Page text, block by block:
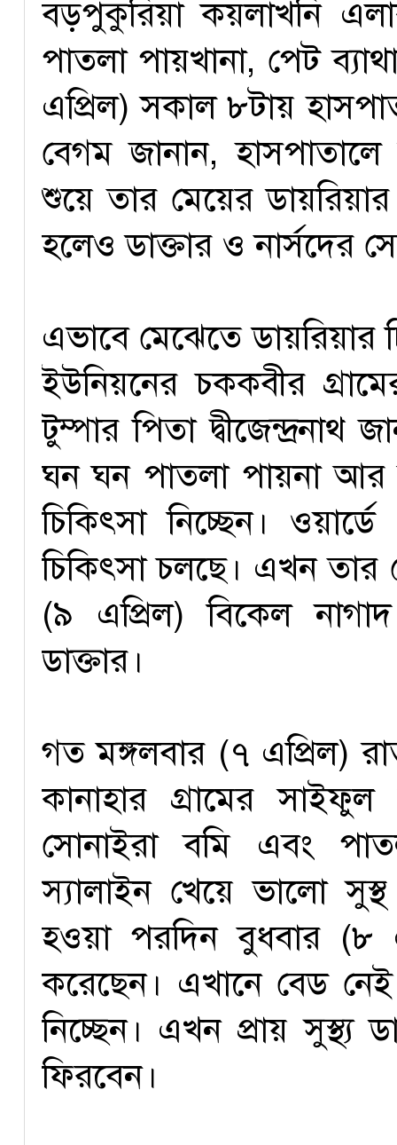
বড়পুকুরিয়া কয়লাখনি
পাতলা পায়খানা, পেট
এপ্রিল) সকাল ৮টায়
বেগম জানান,
শুয়ে তার মেয়ের
হলেও ডাক্তার ও নার্সদের
এভাবে মেঝেতে
ইউনিয়নের চককবীর
টুম্পার পিতা
ঘন ঘন পাতলা পায়না আর
চিকিৎসা নিচ্ছেন।
চিকিৎসা চলছে। এখন তার
(৯ এপ্রিল) বিকেল
ডাক্তার।
গত মঙ্গলবার (৭ এপ্রিল)
কানাহার গ্রামের
সোনাইরা বমি এবং
স্যালাইন খেয়ে ভালো
হওয়া পরদিন বুধবার (৮
করেছেন। এখানে বেড
নিচ্ছেন। এখন প্রায় সুস্থ্য
ফিরবেন।